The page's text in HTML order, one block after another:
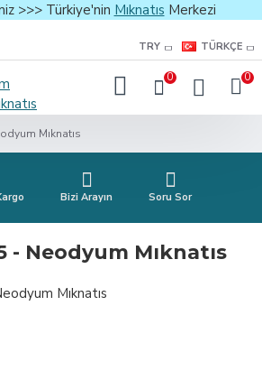
>>> Türkiye'nin Mıknatıs Merkezi
TRY TÜRKÇE
0 0
Mıknatıs
Bizi Arayın Soru Sor
- Neodyum Mıknatıs